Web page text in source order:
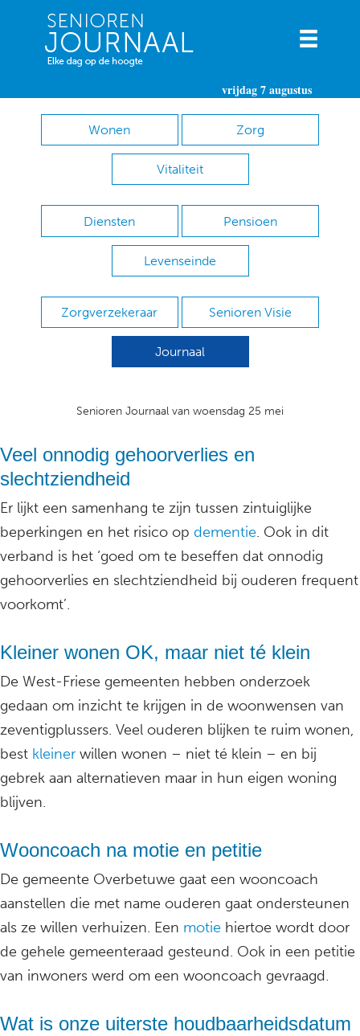
vrijdag 7 augustus
Wonen Zorg
Vitaliteit
Diensten Pensioen
Levenseinde
Zorgverzekeraar Senioren Visie
Journaal
Senioren Journaal van woensdag 25 mei
Veel onnodig gehoorverlies en
slechtziendheid
Er lijkt een samenhang te zijn tussen zintuiglijke
beperkingen en het risico op dementie. Ook in dit
verband is het ‘goed om te beseffen dat onnodig
gehoorverlies en slechtziendheid bij ouderen frequent
voorkomt’.
Kleiner wonen OK, maar niet té klein
De West-Friese gemeenten hebben onderzoek
gedaan om inzicht te krijgen in de woonwensen van
zeventigplussers. Veel ouderen blijken te ruim wonen,
best kleiner willen wonen – niet té klein – en bij
gebrek aan alternatieven maar in hun eigen woning
blijven.
Wooncoach na motie en petitie
De gemeente Overbetuwe gaat een wooncoach
aanstellen die met name ouderen gaat ondersteunen
als ze willen verhuizen. Een motie hiertoe wordt door
de gehele gemeenteraad gesteund. Ook in een petitie
van inwoners werd om een wooncoach gevraagd.
Wat is onze uiterste houdbaarheidsdatum